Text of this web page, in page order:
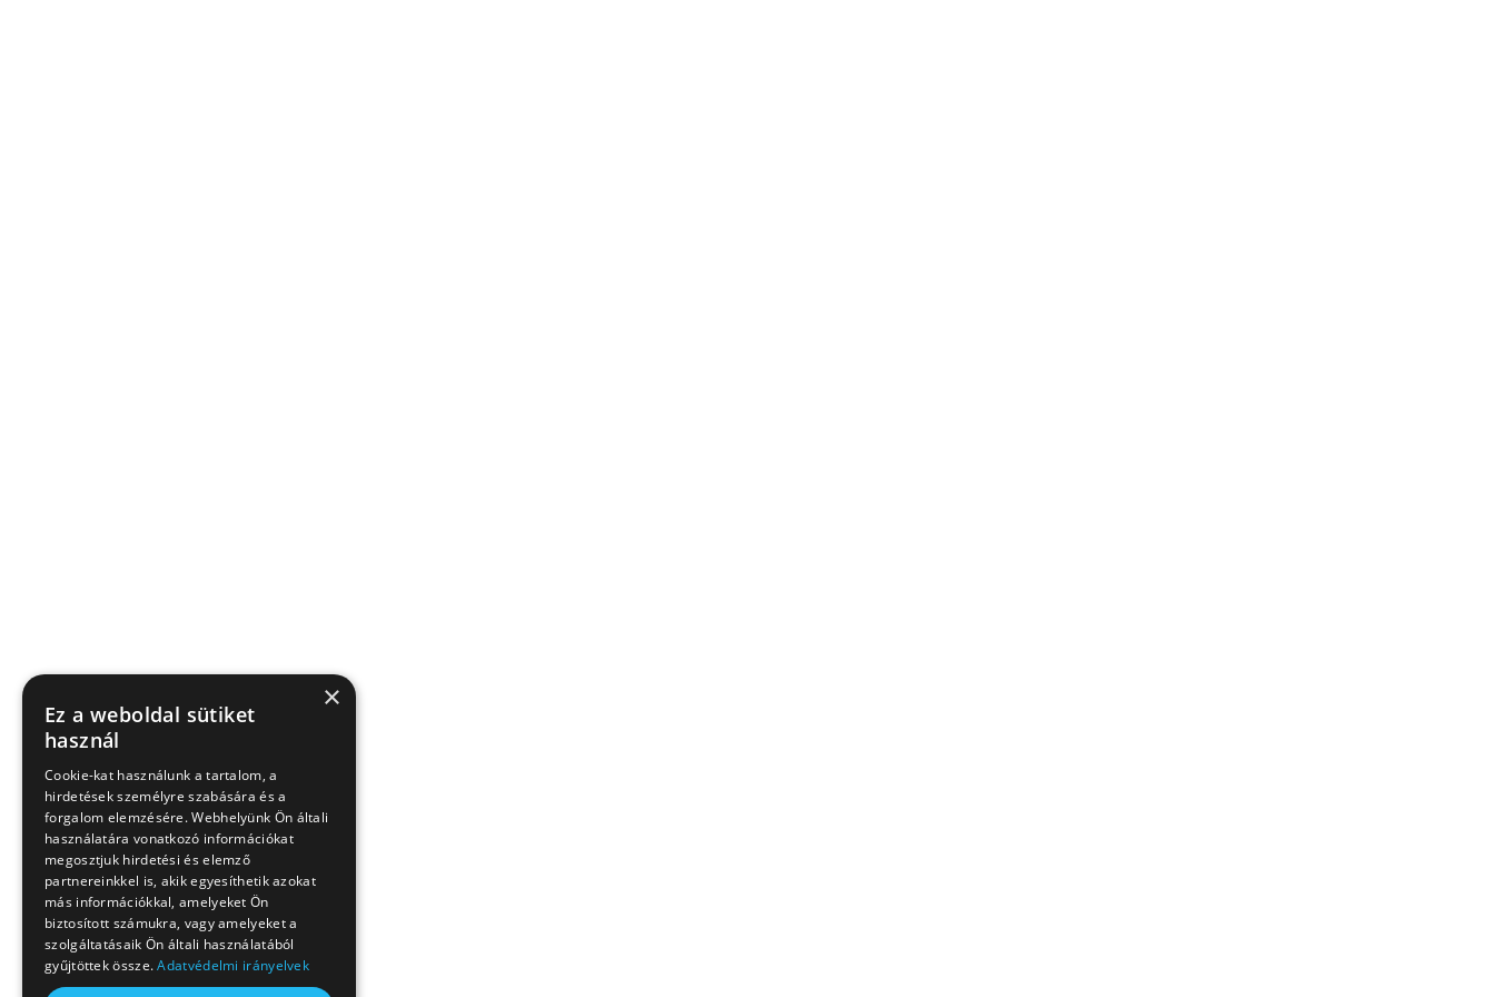
×
Ez a weboldal sütiket
használ
Cookie-kat használunk a tartalom, a
hirdetések személyre szabására és a
forgalom elemzésére. Webhelyünk Ön általi
használatára vonatkozó információkat
megosztjuk hirdetési és elemző
partnereinkkel is, akik egyesíthetik azokat
más információkkal, amelyeket Ön
biztosított számukra, vagy amelyeket a
szolgáltatásaik Ön általi használatából
gyűjtöttek össze.Adatvédelmi irányelvek